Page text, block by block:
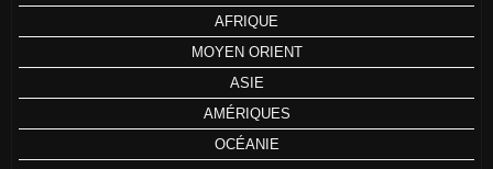
AFRIQUE
MOYEN ORIENT
ASIE
AMÉRIQUES
OCÉANIE